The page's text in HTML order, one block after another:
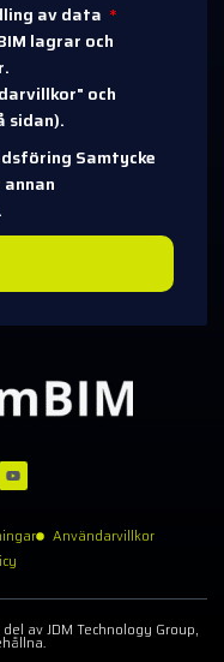
av data
lagrar och
och
sidan).
Samtycke
Användarvillkor
av JDM Technology Group,